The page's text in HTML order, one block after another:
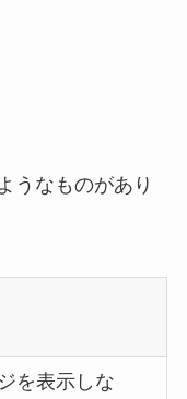
うなものがあり
を表示しな